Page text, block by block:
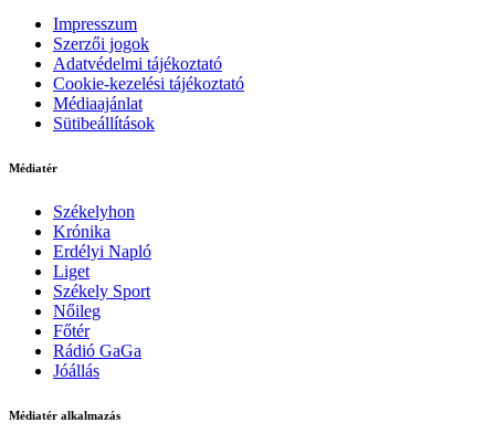
Impresszum
Szerzői jogok
Adatvédelmi tájékoztató
Cookie-kezelési tájékoztató
Médiaajánlat
Sütibeállítások
Médiatér
Székelyhon
Krónika
Erdélyi Napló
Liget
Székely Sport
Nőileg
Főtér
Rádió GaGa
Jóállás
Médiatér alkalmazás